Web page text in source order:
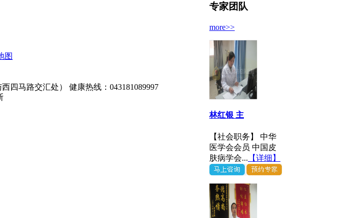
专家团队
more>>
林红银 主
【社会职务】 中华
医学会会员 中国皮
肤病学会... 【详细】
图
四马路交汇处） 健康热线：043181089997